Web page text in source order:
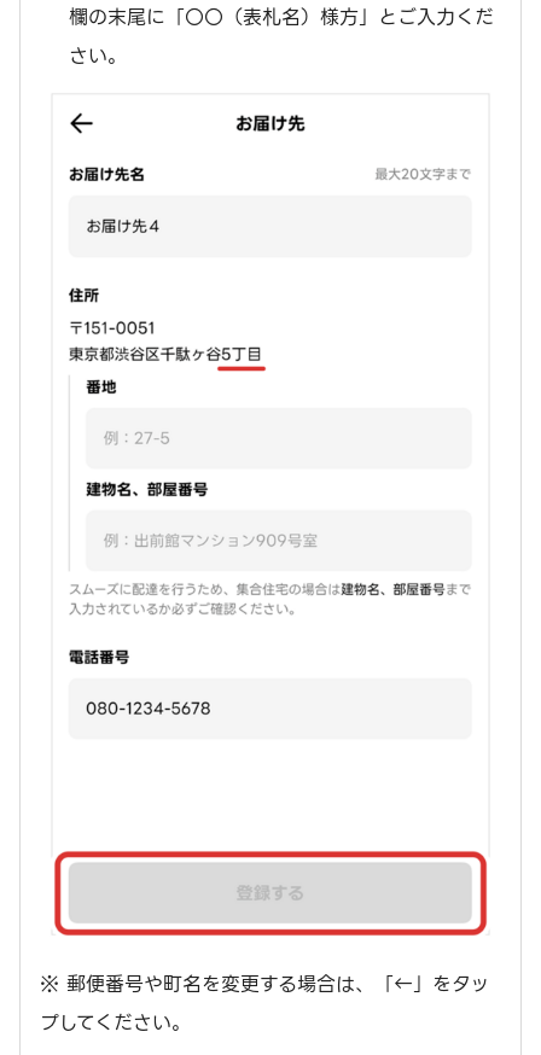
欄の末尾に「〇〇（表札名）様方」とご入力くだ
さい。
※ 郵便番号や町名を変更する場合は、「←」をタッ
プしてください。